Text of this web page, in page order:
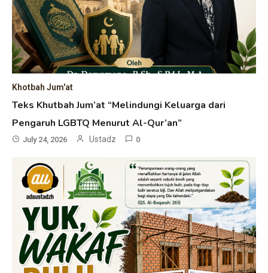
Khotbah Jum'at
Teks Khutbah Jum’at “Melindungi Keluarga dari
Pengaruh LGBTQ Menurut Al-Qur’an”
July 24, 2026 Ustadz 0